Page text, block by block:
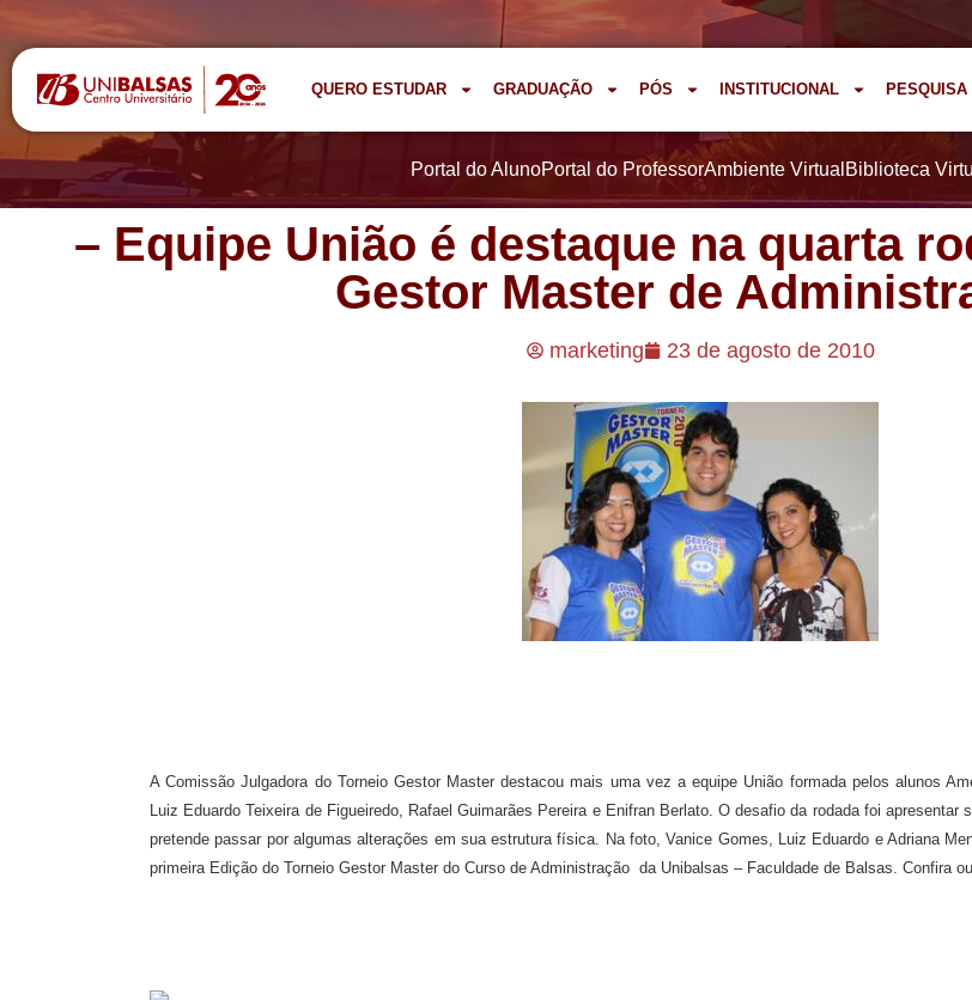
QUERO ESTUDAR GRADUAÇÃO PÓS INSTITUCIONAL PESQUISA
Portal do AlunoPortal do ProfessorAmbiente Virtual Biblioteca
– Equipe União é destaque na quarta
Gestor Master de
marketing 23 de agosto de 2010
A Comissão Julgadora do Torneio Gestor Master destacou mais uma vez a equipe União formada pelos alunos
Luiz Eduardo Teixeira de Figueiredo, Rafael Guimarães Pereira e Enifran Berlato. O desafio da rodada foi apresentar
pretende passar por algumas alterações em sua estrutura física. Na foto, Vanice Gomes, Luiz Eduardo e Adriana
primeira Edição do Torneio Gestor Master do Curso de Administração da Unibalsas – Faculdade de Balsas. Confira